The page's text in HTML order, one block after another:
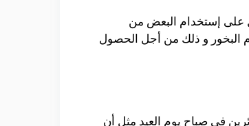
على إستخدام البعض من
البخور و ذلك من أجل الحصول
فى صباح يوم العيد مثل أن